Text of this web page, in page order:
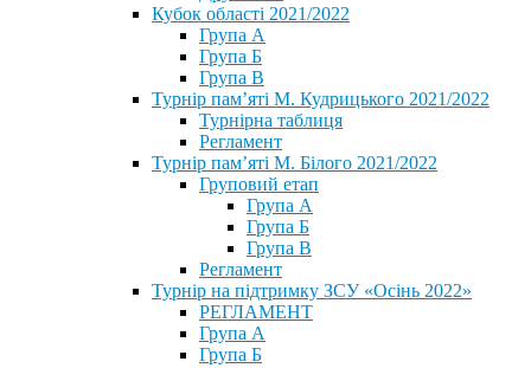
Кубок області 2021/2022
Група А
Група Б
Група В
Турнір пам’яті М. Кудрицького 2021/2022
Турнірна таблиця
Регламент
Турнір пам’яті М. Білого 2021/2022
Груповий етап
Група А
Група Б
Група В
Регламент
Турнір на підтримку ЗСУ «Осінь 2022»
РЕГЛАМЕНТ
Група А
Група Б